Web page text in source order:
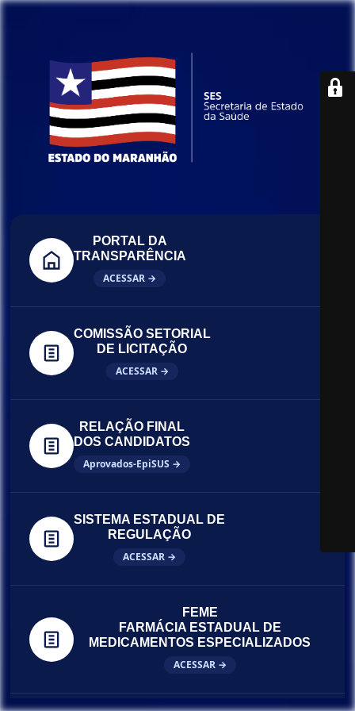
PORTAL DA
TRANSPARÊNCIA
ACESSAR →
COMISSÃO SETORIAL
DE LICITAÇÃO
ACESSAR →
RELAÇÃO FINAL
DOS CANDIDATOS
Aprovados-EpiSUS →
SISTEMA ESTADUAL DE
REGULAÇÃO
ACESSAR →
FEME
FARMÁCIA ESTADUAL DE
MEDICAMENTOS ESPECIALIZADOS
ACESSAR →